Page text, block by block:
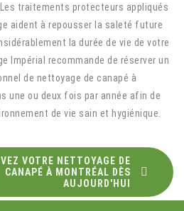
traitements protecteurs appliqués
aident à repousser la saleté future
la durée de vie de votre
Impérial recommande de réserver un
de nettoyage de canapé à
une ou deux fois par année afin de
de vie sain et hygiénique.
VOTRE NETTOYAGE DE
CANAPÉ À MONTRÉAL DÈS
AUJOURD'HUI